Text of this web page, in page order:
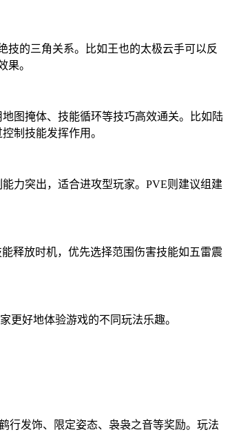
技的三角关系。比如王也的太极云手可以反
果。
图掩体、技能循环等技巧高效通关。比如陆
制技能发挥作用。
力突出，适合进攻型玩家。PVE则建议组建
释放时机，优先选择范围伤害技能如五雷震
更好地体验游戏的不同玩法乐趣。
行发饰、限定姿态、袅袅之音等奖励。玩法